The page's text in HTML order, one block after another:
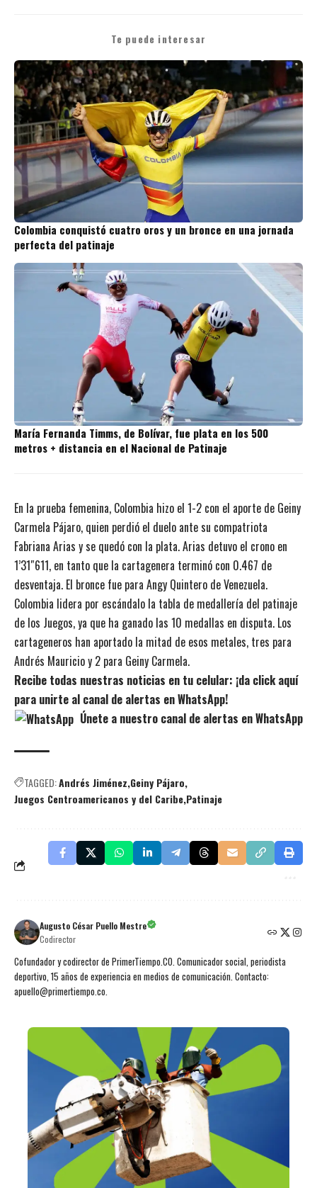
Te puede interesar
Colombia conquistó cuatro oros y un bronce en una jornada
perfecta del patinaje
María Fernanda Timms, de Bolívar, fue plata en los 500
metros + distancia en el Nacional de Patinaje
En la prueba femenina, Colombia hizo el 1-2 con el aporte de Geiny
Carmela Pájaro, quien perdió el duelo ante su compatriota
Fabriana Arias y se quedó con la plata. Arias detuvo el crono en
1’31″611, en tanto que la cartagenera terminó con 0.467 de
desventaja. El bronce fue para Angy Quintero de Venezuela.
Colombia lidera por escándalo la tabla de medallería del patinaje
de los Juegos, ya que ha ganado las 10 medallas en disputa. Los
cartageneros han aportado la mitad de esos metales, tres para
Andrés Mauricio y 2 para Geiny Carmela.
Recibe todas nuestras noticias en tu celular: ¡da click aquí
para unirte al canal de alertas en WhatsApp!
Únete a nuestro canal de alertas en WhatsApp
TAGGED:Andrés Jiménez Geiny Pájaro
Juegos Centroamericanos y del Caribe Patinaje
Augusto César Puello Mestre
Codirector
Cofundador y codirector de PrimerTiempo.CO. Comunicador social, periodista
deportivo, 15 años de experiencia en medios de comunicación. Contacto:
apuello@primertiempo.co.